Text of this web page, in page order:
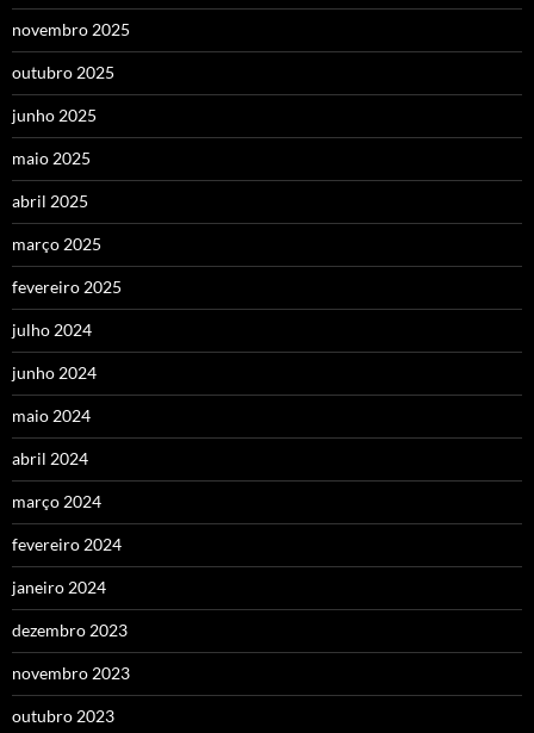
novembro 2025
outubro 2025
junho 2025
maio 2025
abril 2025
março 2025
fevereiro 2025
julho 2024
junho 2024
maio 2024
abril 2024
março 2024
fevereiro 2024
janeiro 2024
dezembro 2023
novembro 2023
outubro 2023